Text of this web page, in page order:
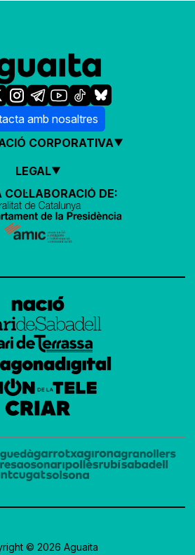
amb nosaltres
CORPORATIVA
LEGAL
DE:
© 2026 Aguaita